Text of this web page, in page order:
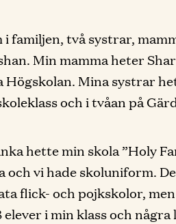
i familjen, två systrar,
Min mamma heter
Högskolan. Mina systrar
och i tvåan på
hette min skola ”Holy
och vi hade skoluniform.
flick- och pojkskolor,
elever i min klass och